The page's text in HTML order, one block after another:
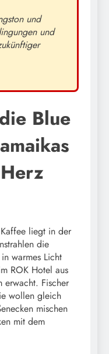
und
und
Blue
liegt in der
die
warmes Licht
ROK Hotel aus
erwacht. Fischer
wollen gleich
mischen
mit dem